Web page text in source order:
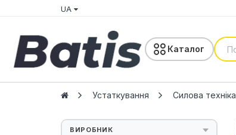
UA
Каталог
Устаткування Силова техніка
ВИРОБНИК